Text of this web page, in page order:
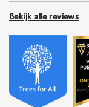
Bekijk alle reviews